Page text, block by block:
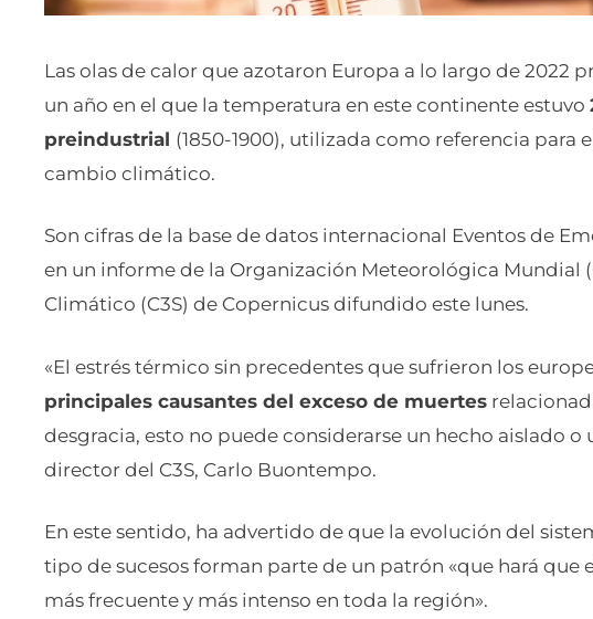
Las olas de calor que azotaron Europa a lo largo de 2022
un año en el que la temperatura en este continente estuvo
preindustrial (1850-1900), utilizada como referencia para
cambio climático.
Son cifras de la base de datos internacional Eventos de
en un informe de la Organización Meteorológica Mundial
Climático (C3S) de Copernicus difundido este lunes.
«El estrés térmico sin precedentes que sufrieron los
principales causantes del exceso de muertes
desgracia, esto no puede considerarse un hecho aislado o
director del C3S, Carlo Buontempo.
En este sentido, ha advertido de que la evolución del
tipo de sucesos forman parte de un patrón «que hará que
más frecuente y más intenso en toda la región».